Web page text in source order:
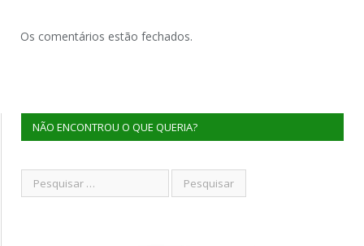
Os comentários estão fechados.
NÃO ENCONTROU O QUE QUERIA?